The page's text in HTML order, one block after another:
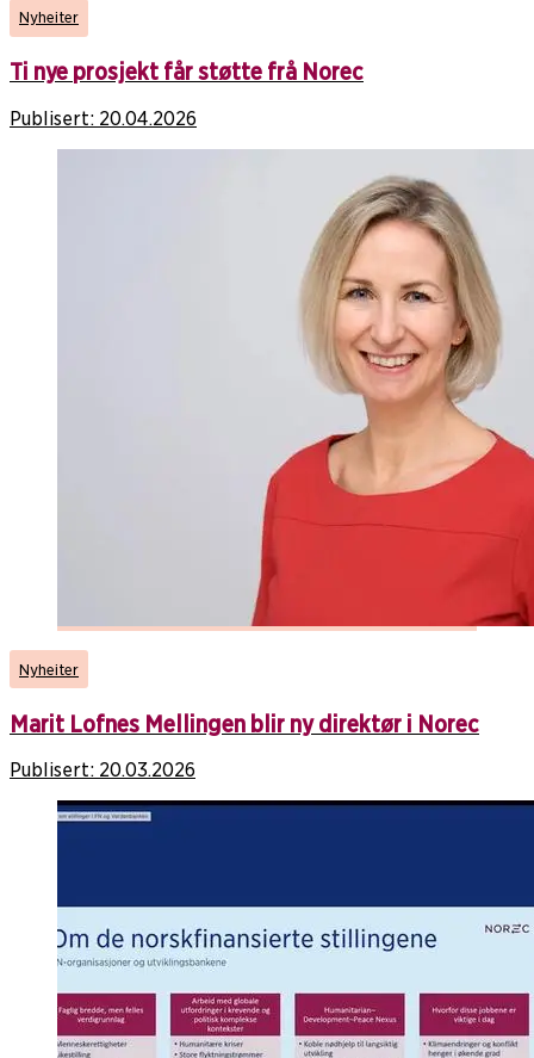
Nyheiter
Ti nye prosjekt får støtte frå Norec
Publisert: 20.04.2026
Nyheiter
Marit Lofnes Mellingen blir ny direktør i Norec
Publisert: 20.03.2026